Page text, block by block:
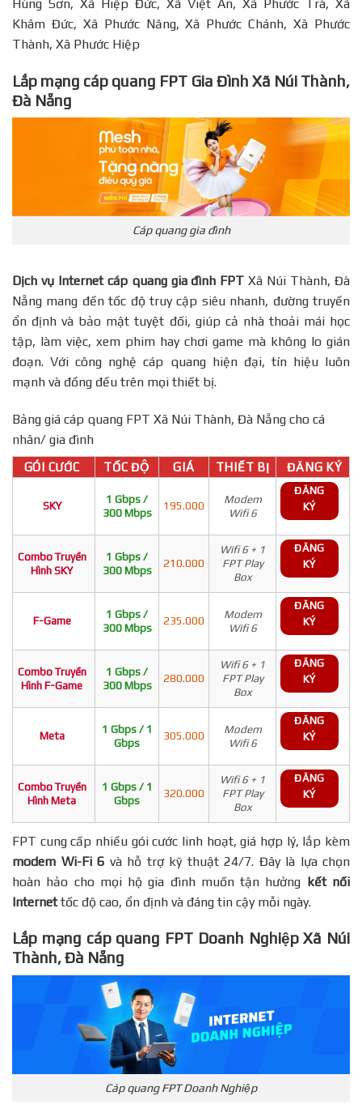
Hùng Sơn, Xã Hiệp Đức, Xã Việt An, Xã Phước Trà, Xã
Khâm Đức, Xã Phước Năng, Xã Phước Chánh, Xã Phước
Thành, Xã Phước Hiệp
Lắp mạng cáp quang FPT Gia Đình Xã Núi Thành,
Đà Nẵng
Cáp quang gia đình
Dịch vụ Internet cáp quang gia đình FPT Xã Núi Thành, Đà
Nẵng mang đến tốc độ truy cập siêu nhanh, đường truyền
ổn định và bảo mật tuyệt đối, giúp cả nhà thoải mái học
tập, làm việc, xem phim hay chơi game mà không lo gián
đoạn. Với công nghệ cáp quang hiện đại, tín hiệu luôn
mạnh và đồng đều trên mọi thiết bị.
Bảng giá cáp quang FPT Xã Núi Thành, Đà Nẵng cho cá
nhân/ gia đình
GÓI CƯỚC TỐC ĐỘ GIÁ THIẾT BỊ ĐĂNG KÝ
SKY
1 Gbps /
300 Mbps
195.000
Modem
Wifi 6
ĐĂNG
KÝ
Combo Truyền
Hình SKY
1 Gbps /
300 Mbps
210.000
Wifi 6 + 1
FPT Play
Box
ĐĂNG
KÝ
F-Game
1 Gbps /
300 Mbps
235.000
Modem
Wifi 6
ĐĂNG
KÝ
Combo Truyền
Hình F-Game
1 Gbps /
300 Mbps
280.000
Wifi 6 + 1
FPT Play
Box
ĐĂNG
KÝ
Meta
1 Gbps / 1
Gbps
305.000
Modem
Wifi 6
ĐĂNG
KÝ
Combo Truyền
Hình Meta
1 Gbps / 1
Gbps
320.000
Wifi 6 + 1
FPT Play
Box
ĐĂNG
KÝ
FPT cung cấp nhiều gói cước linh hoạt, giá hợp lý, lắp kèm
modem Wi-Fi 6 và hỗ trợ kỹ thuật 24/7. Đây là lựa chọn
hoàn hảo cho mọi hộ gia đình muốn tận hưởng kết nối
Internettốc độ cao, ổn định và đáng tin cậy mỗi ngày.
Lắp mạng cáp quang FPT Doanh Nghiệp Xã Núi
Thành, Đà Nẵng
Cáp quang FPT Doanh Nghiệp